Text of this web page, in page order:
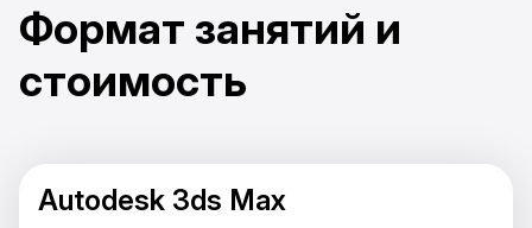
Формат занятий и
стоимость
Autodesk 3ds Max